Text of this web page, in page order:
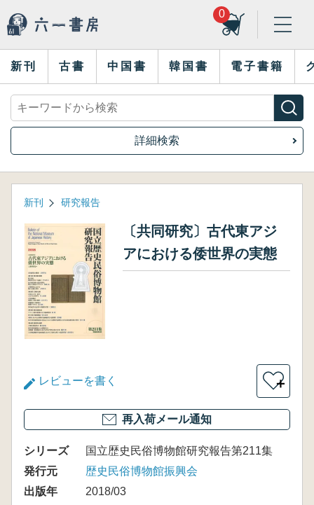
0
新刊 古書 中国書 韓国書 電子書籍
詳細検索
新刊 研究報告
〔共同研究〕古代東アジ
アにおける倭世界の実態
レビューを書く ＋
再入荷メール通知
シリーズ
国立歴史民俗博物館研究報告第211集
発行元
歴史民俗博物館振興会
出版年
2018/03